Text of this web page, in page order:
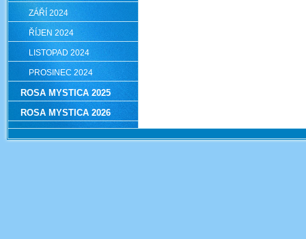
ZÁŘÍ 2024
ŘÍJEN 2024
LISTOPAD 2024
PROSINEC 2024
ROSA MYSTICA 2025
ROSA MYSTICA 2026